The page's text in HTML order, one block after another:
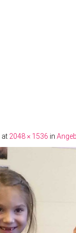
at 2048 × 1536 in